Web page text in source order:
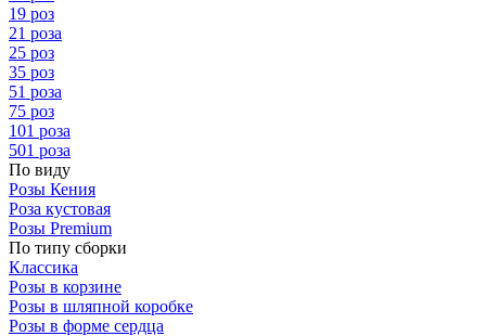
19 роз
21 роза
25 роз
35 роз
51 роза
75 роз
101 роза
501 роза
По виду
Розы Кения
Роза кустовая
Розы Premium
По типу сборки
Классика
Розы в корзине
Розы в шляпной коробке
Розы в форме сердца